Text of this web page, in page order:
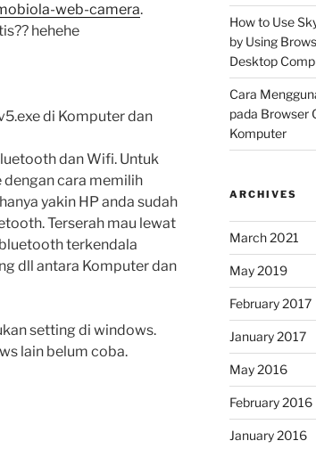
web-camera.
hehehe
di Komputer dan
dan Wifi. Untuk
dengan cara memilih
yakin HP anda sudah
Terserah mau lewat
terkendala
dll antara Komputer dan
setting di windows.
lain belum coba.
How to Use
by Using
Desktop
Cara
pada Browser
Komputer
ARCHIVES
March 2021
May 2019
February 2017
January 2017
May 2016
February 2016
January 2016